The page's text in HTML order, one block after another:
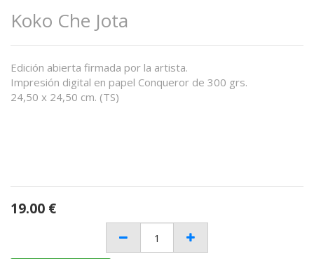
Koko Che Jota
Edición abierta firmada por la artista.
Impresión digital en papel Conqueror de 300 grs.
24,50 x 24,50 cm. (TS)
19.00 €